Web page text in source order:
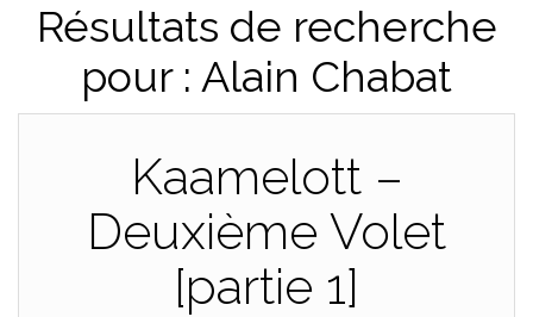
Résultats de recherche
pour : Alain Chabat
Kaamelott –
Deuxième Volet
[partie 1]